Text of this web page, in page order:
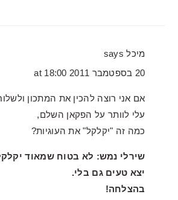
מיכל says
20 בספטמבר 2011 at 18:00
אם אני רוצה להכין את המתכון
עלי לוותר על הפקאן השלם,
כמה זה "יקלקל" את העוגיות?
שירלי נמש: לא בטוח שמאוד
יצא טעים גם בלי.
בהצלחה!